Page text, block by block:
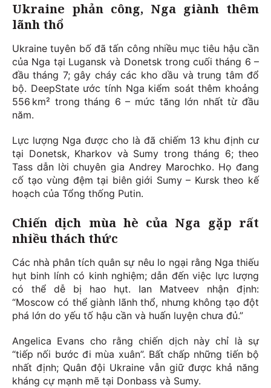
Ukraine phản công, Nga giành thêm
lãnh thổ
Ukraine tuyên bố đã tấn công nhiều mục tiêu hậu cần
của Nga tại Lugansk và Donetsk trong cuối tháng 6 –
đầu tháng 7; gây cháy các kho dầu và trung tâm đổ
bộ. DeepState ước tính Nga kiểm soát thêm khoảng
556 km² trong tháng 6 – mức tăng lớn nhất từ đầu
năm.
Lực lượng Nga được cho là đã chiếm 13 khu định cư
tại Donetsk, Kharkov và Sumy trong tháng 6; theo
Tass dẫn lời chuyên gia Andrey Marochko. Họ đang
cố tạo vùng đệm tại biên giới Sumy – Kursk theo kế
hoạch của Tổng thống Putin.
Chiến dịch mùa hè của Nga gặp rất
nhiều thách thức
Các nhà phân tích quân sự nêu lo ngại rằng Nga thiếu
hụt binh lính có kinh nghiệm; dẫn đến việc lực lượng
có thể dễ bị hao hụt. Ian Matveev nhận định:
“Moscow có thể giành lãnh thổ, nhưng không tạo đột
phá lớn do yếu tố hậu cần và huấn luyện chưa đủ.”
Angelica Evans cho rằng chiến dịch này chỉ là sự
“tiếp nối bước đi mùa xuân”. Bất chấp những tiến bộ
nhất định; Quân đội Ukraine vẫn giữ được khả năng
kháng cự mạnh mẽ tại Donbass và Sumy.